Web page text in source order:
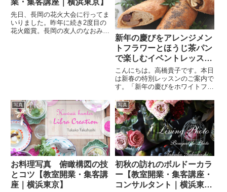
っ...
業・集客講座｜横浜東京】
先日、長岡の花火大会に行ってま
いりました。昨年に続き2度目の
花火鑑賞。長岡の友人のなおみさ
新年の慶びをアレンジメン
トフラワーとほうじ茶パン
で楽しむイベントレッスン
【教室開業・集客講座｜横
浜東京】
こんにちは。高橋貴子です。本日
は新春の特別レッスンのご案内で
す。「新年の慶びをホワイトフラ
で祝うコラボレッスン」 新春を
祝う春のアレンジ＆和風のパン。
ホワイトを貴重としたエレガント
スタイルのスペシャルコラボイ...
写真
お料理写真 俯瞰構図の技
とコツ【教室開業・集客講
座｜横浜東京】
写真
初秋の訪れのボルドーカラ
ー【教室開業・集客講座・
コンサルタント｜横浜東